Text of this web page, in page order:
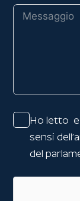
Ho letto
sensi
del